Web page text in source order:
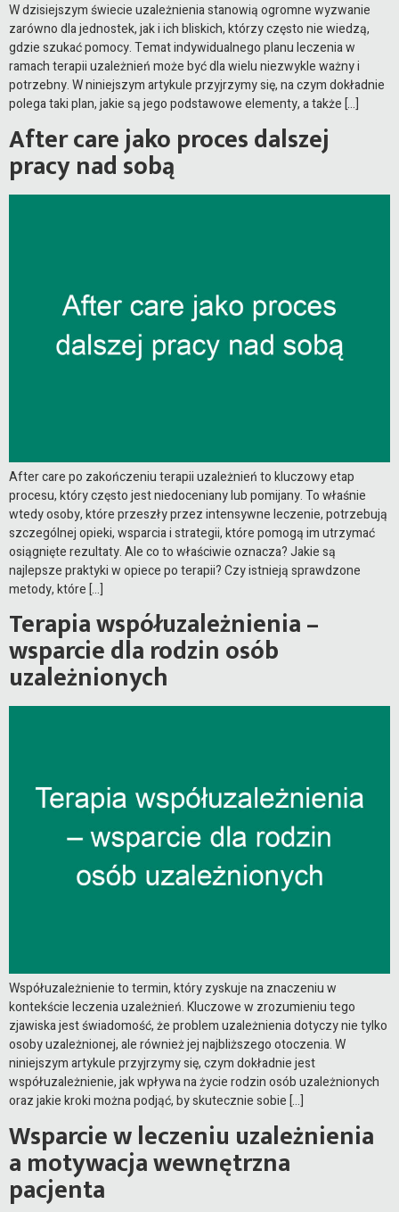
W dzisiejszym świecie uzależnienia stanowią ogromne wyzwanie
zarówno dla jednostek, jak i ich bliskich, którzy często nie wiedzą,
gdzie szukać pomocy. Temat indywidualnego planu leczenia w
ramach terapii uzależnień może być dla wielu niezwykle ważny i
potrzebny. W niniejszym artykule przyjrzymy się, na czym dokładnie
polega taki plan, jakie są jego podstawowe elementy, a także […]
After care jako proces dalszej
pracy nad sobą
After care po zakończeniu terapii uzależnień to kluczowy etap
procesu, który często jest niedoceniany lub pomijany. To właśnie
wtedy osoby, które przeszły przez intensywne leczenie, potrzebują
szczególnej opieki, wsparcia i strategii, które pomogą im utrzymać
osiągnięte rezultaty. Ale co to właściwie oznacza? Jakie są
najlepsze praktyki w opiece po terapii? Czy istnieją sprawdzone
metody, które […]
Terapia współuzależnienia –
wsparcie dla rodzin osób
uzależnionych
Współuzależnienie to termin, który zyskuje na znaczeniu w
kontekście leczenia uzależnień. Kluczowe w zrozumieniu tego
zjawiska jest świadomość, że problem uzależnienia dotyczy nie tylko
osoby uzależnionej, ale również jej najbliższego otoczenia. W
niniejszym artykule przyjrzymy się, czym dokładnie jest
współuzależnienie, jak wpływa na życie rodzin osób uzależnionych
oraz jakie kroki można podjąć, by skutecznie sobie […]
Wsparcie w leczeniu uzależnienia
a motywacja wewnętrzna
pacjenta